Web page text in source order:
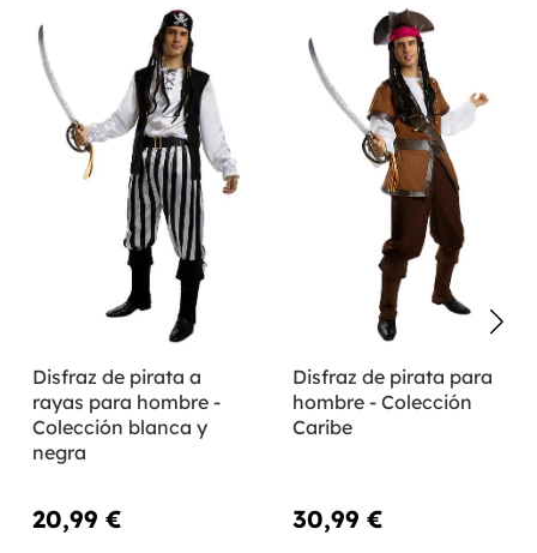
Disfraz de pirata a
rayas para hombre -
Colección blanca y
negra
20,99 €
Disfraz de pirata para
hombre - Colección
Caribe
30,99 €